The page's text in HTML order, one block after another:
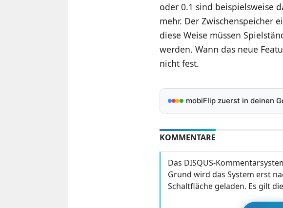
oder 0.1 sind beispielsweise
mehr. Der Zwischenspeicher
diese Weise müssen
werden. Wann das neue
nicht fest.
mobiFlip zuerst in deinen
KOMMENTARE
Das DISQUS-
Grund wird das System erst
Schaltfläche geladen. Es gilt die